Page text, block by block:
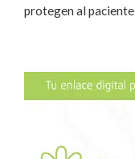
protegen al paciente